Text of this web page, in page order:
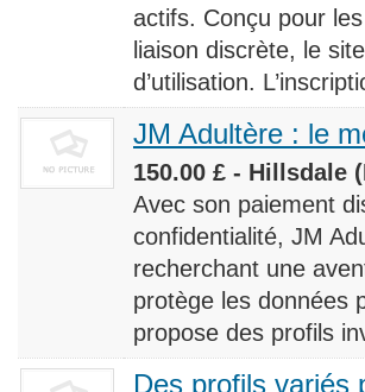
actifs. Conçu pour
liaison discrète, le
d’utilisation.
JM Adultère : le
150.00 £ - Hillsdale
Avec son paiement
confidentialité, JM
recherchant une
protège les données
propose des profils
Des profils variés